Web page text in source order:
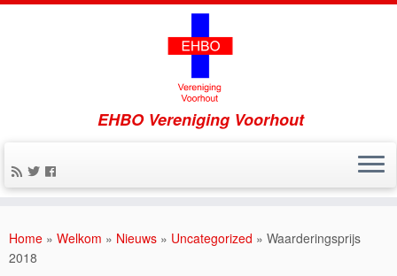
EHBO Vereniging Voorhout
Home » Welkom » Nieuws » Uncategorized » Waarderingsprijs
2018